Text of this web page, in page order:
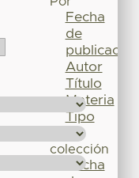
Fecha
de
publicación
Autor
Título
Materia
Tipo
colección
Fecha